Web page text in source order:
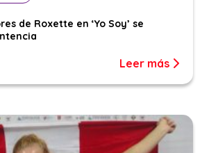
de Roxette en ‘Yo Soy’ se
Leer más